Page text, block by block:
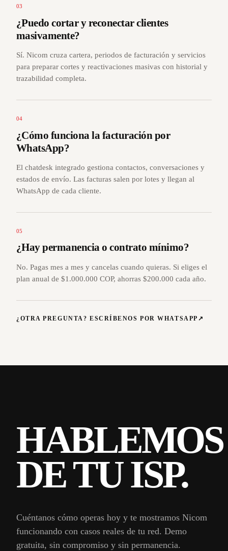
03
¿Puedo cortar y reconectar clientes
masivamente?
Sí. Nicom cruza cartera, periodos de facturación y servicios
para preparar cortes y reactivaciones masivas con historial y
trazabilidad completa.
04
¿Cómo funciona la facturación por
WhatsApp?
El chatdesk integrado gestiona contactos, conversaciones y
estados de envío. Las facturas salen por lotes y llegan al
WhatsApp de cada cliente.
05
¿Hay permanencia o contrato mínimo?
No. Pagas mes a mes y cancelas cuando quieras. Si eliges el
plan anual de $1.000.000 COP, ahorras $200.000 cada año.
¿OTRA PREGUNTA? ESCRÍBENOS POR WHATSAPP ↗
HABLEMOS
DE TU ISP.
Cuéntanos cómo operas hoy y te mostramos Nicom
funcionando con casos reales de tu red. Demo
gratuita, sin compromiso y sin permanencia.